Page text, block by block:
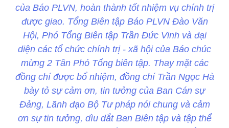
của Báo PLVN, hoàn thành tốt nhiệm vụ chính trị
được giao. Tổng Biên tập Báo PLVN Đào Văn
Hội, Phó Tổng Biên tập Trần Đức Vinh và đại
diện các tổ chức chính trị - xã hội của Báo chúc
mừng 2 Tân Phó Tổng biên tập. Thay mặt các
đồng chí được bổ nhiệm, đồng chí Trần Ngọc Hà
bày tỏ sự cảm ơn, tin tưởng của Ban Cán sự
Đảng, Lãnh đạo Bộ Tư pháp nói chung và cảm
ơn sự tin tưởng, dìu dắt Ban Biên tập và tập thể